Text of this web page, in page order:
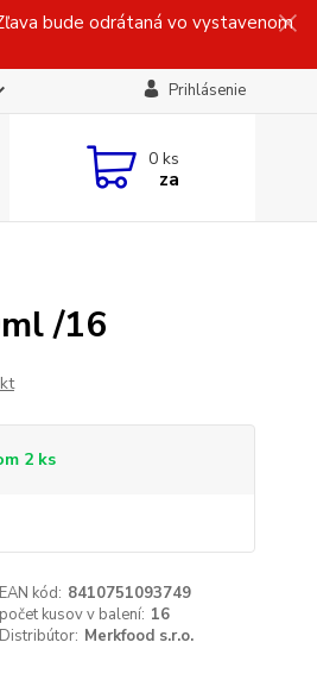
bude odrátaná vo vystavenom
Prihlásenie
0 ks
za
/16
2 ks
EAN kód: 8410751093749
počet kusov v balení: 16
Distribútor: Merkfood s.r.o.